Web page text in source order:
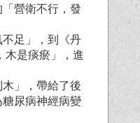
營衛不行，發
足」，到《丹
木是痰瘀」，進
」，帶給了後
尿病神經病變